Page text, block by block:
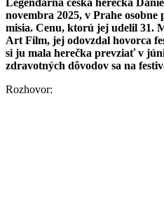
novembra 2025, v Prahe osobne
misia. Cenu, ktorú jej udelil 31.
Art Film, jej odovzdal hovorca
si ju mala herečka prevziať v
zdravotných dôvodov sa na
Rozhovor: